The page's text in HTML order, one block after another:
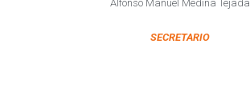
Alfonso Manuel Medina Tejada
SECRETARIO